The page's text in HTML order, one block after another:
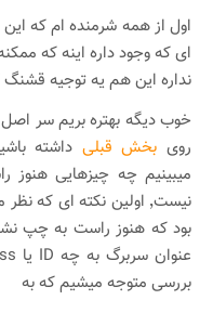
اول از همه شرمنده ام که
ای که وجود داره اینه که
نداره این هم یه توجیه قشنگ
خوب دیگه بهتره بریم سر
روی بخش قبلی داشته
میبینیم چه چیزهایی
نیست٬ اولین نکته ای
بود که هنوز راست به چپ
بررسی متوجه میشیم که به